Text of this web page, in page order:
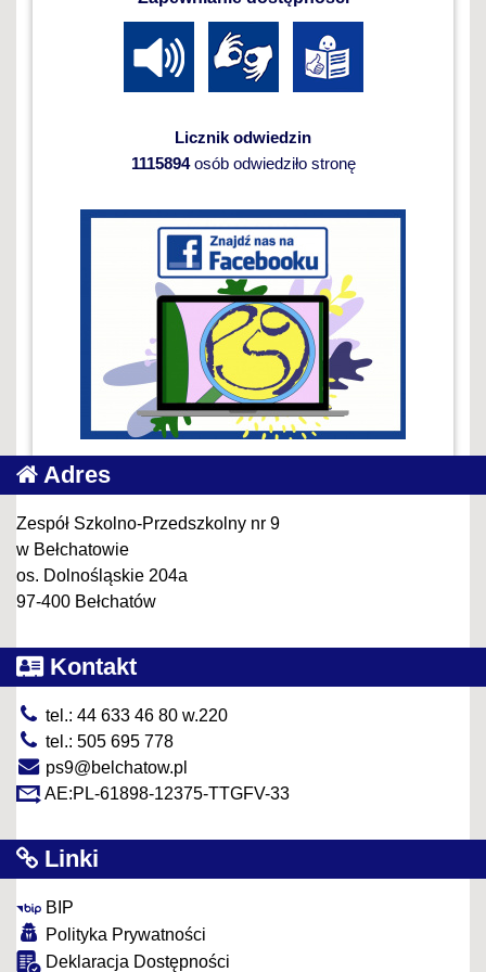
Licznik odwiedzin
1115894osób odwiedziło stronę
Adres
Zespół Szkolno-Przedszkolny nr 9
w Bełchatowie
os. Dolnośląskie 204a
97-400 Bełchatów
Kontakt
tel.: 44 633 46 80 w.220
tel.: 505 695 778
ps9@belchatow.pl
AE:PL-61898-12375-TTGFV-33
Linki
BIP
Polityka Prywatności
Deklaracja Dostępności